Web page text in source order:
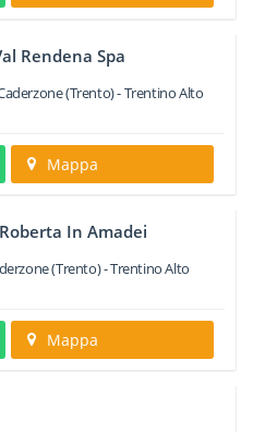
Rendena Spa
(Trento) -Trentino Alto
Mappa
In Amadei
(Trento) -Trentino Alto
Mappa